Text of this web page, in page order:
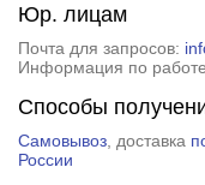
Юр. лицам
Почта для запросов:
Информация по
Способы
Самовывоз, доставка
России